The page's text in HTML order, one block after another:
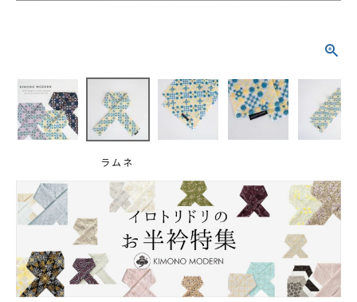
正絹 木綿・麻 ポリエステル その他
価格から探す
5,000-10,000円
20,000-30,000円 30,000円以上
羽織
新作・キャンペーン
帯結び動画
ラムネ